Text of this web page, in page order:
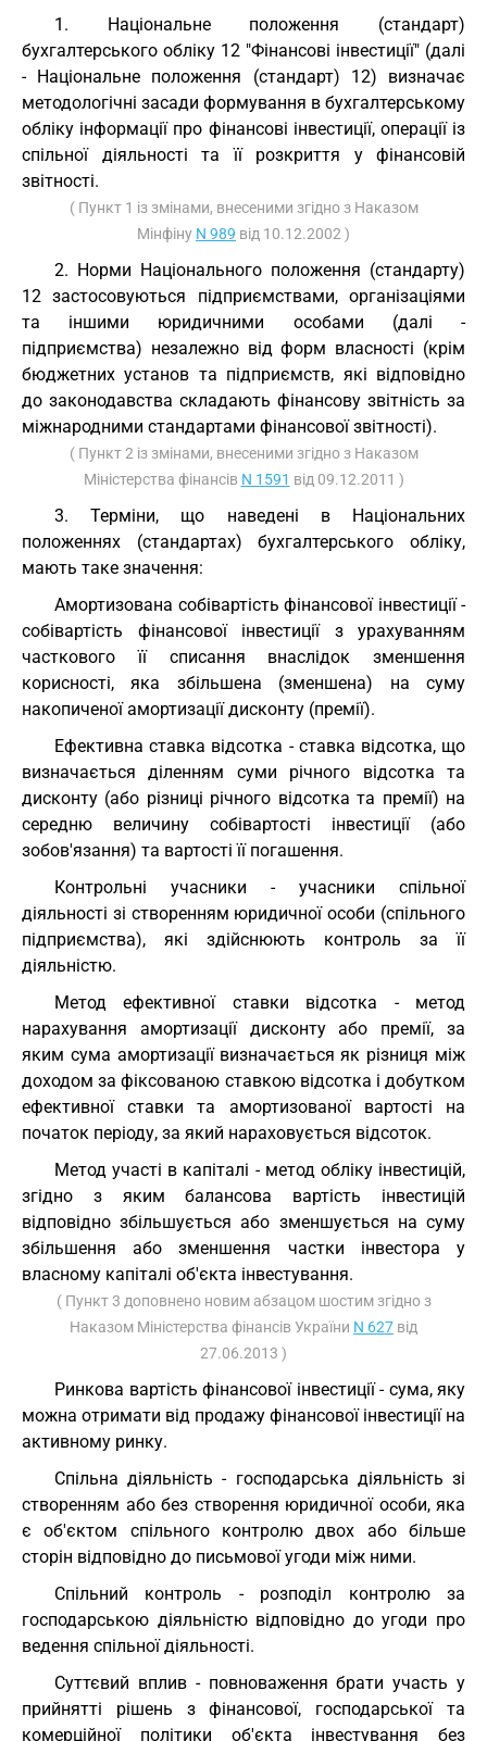
1. Національне положення (стандарт)
бухгалтерського обліку 12 "Фінансові інвестиції" (далі
- Національне положення (стандарт) 12) визначає
методологічні засади формування в бухгалтерському
обліку інформації про фінансові інвестиції, операції із
спільної діяльності та її розкриття у фінансовій
звітності.
( Пункт 1 із змінами, внесеними згідно з Наказом
Мінфіну N 989 від 10.12.2002 )
2. Норми Національного положення (стандарту)
12 застосовуються підприємствами, організаціями
та іншими юридичними особами (далі -
підприємства) незалежно від форм власності (крім
бюджетних установ та підприємств, які відповідно
до законодавства складають фінансову звітність за
міжнародними стандартами фінансової звітності).
( Пункт 2 із змінами, внесеними згідно з Наказом
Міністерства фінансів N 1591 від 09.12.2011 )
3. Терміни, що наведені в Національних
положеннях (стандартах) бухгалтерського обліку,
мають таке значення:
Амортизована собівартість фінансової інвестиції -
собівартість фінансової інвестиції з урахуванням
часткового її списання внаслідок зменшення
корисності, яка збільшена (зменшена) на суму
накопиченої амортизації дисконту (премії).
Ефективна ставка відсотка - ставка відсотка, що
визначається діленням суми річного відсотка та
дисконту (або різниці річного відсотка та премії) на
середню величину собівартості інвестиції (або
зобов'язання) та вартості її погашення.
Контрольні учасники - учасники спільної
діяльності зі створенням юридичної особи (спільного
підприємства), які здійснюють контроль за її
діяльністю.
Метод ефективної ставки відсотка - метод
нарахування амортизації дисконту або премії, за
яким сума амортизації визначається як різниця між
доходом за фіксованою ставкою відсотка і добутком
ефективної ставки та амортизованої вартості на
початок періоду, за який нараховується відсоток.
Метод участі в капіталі - метод обліку інвестицій,
згідно з яким балансова вартість інвестицій
відповідно збільшується або зменшується на суму
збільшення або зменшення частки інвестора у
власному капіталі об'єкта інвестування.
( Пункт 3 доповнено новим абзацом шостим згідно з
Наказом Міністерства фінансів України N 627 від
27.06.2013 )
Ринкова вартість фінансової інвестиції - сума, яку
можна отримати від продажу фінансової інвестиції на
активному ринку.
Спільна діяльність - господарська діяльність зі
створенням або без створення юридичної особи, яка
є об'єктом спільного контролю двох або більше
сторін відповідно до письмової угоди між ними.
Спільний контроль - розподіл контролю за
господарською діяльністю відповідно до угоди про
ведення спільної діяльності.
Суттєвий вплив - повноваження брати участь у
прийнятті рішень з фінансової, господарської та
комерційної політики об'єкта інвестування без